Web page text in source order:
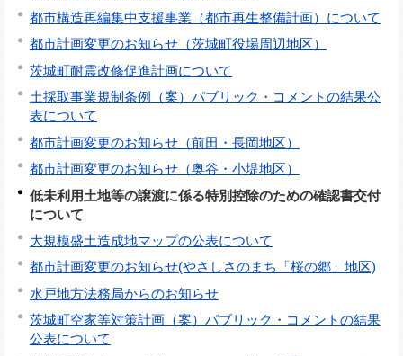
都市構造再編集中支援事業（都市再生整備計画）について
都市計画変更のお知らせ（茨城町役場周辺地区）
茨城町耐震改修促進計画について
土採取事業規制条例（案）パブリック・コメントの結果公
表について
都市計画変更のお知らせ（前田・長岡地区）
都市計画変更のお知らせ（奥谷・小堤地区）
低未利用土地等の譲渡に係る特別控除のための確認書交付
について
大規模盛土造成地マップの公表について
都市計画変更のお知らせ(やさしさのまち「桜の郷」地区)
水戸地方法務局からのお知らせ
茨城町空家等対策計画（案）パブリック・コメントの結果
公表について